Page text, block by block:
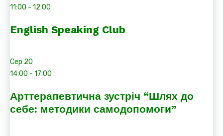
11:00 - 12:00
English Speaking Club
Сер 20
14:00 - 17:00
Арттерапевтична зустріч “Шлях до
себе: методики самодопомоги”